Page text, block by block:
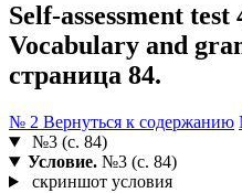
Self-assessment test
Vocabulary and
страница 84.
№ 2 Вернуться к содержанию
№3 (с. 84)
Условие.№3 (с. 84)
скриншот условия